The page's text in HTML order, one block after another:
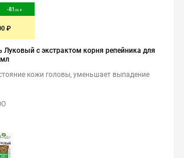
Луковый с экстрактом корня репейника для
кожи головы, уменьшает выпадение
-81 .00